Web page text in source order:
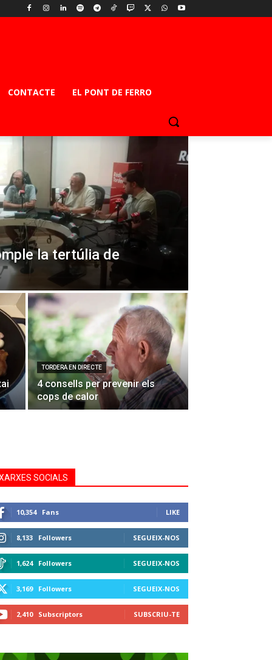
CONTACTE EL PONT DE FERRO
la tertúlia de
TORDERA EN DIRECTE
4 consells per prevenir els
cops de calor
SOCIALS
10,354 Fans LIKE
8,133 Followers SEGUEIX-NOS
1,624 Followers SEGUEIX-NOS
3,169 Followers SEGUEIX-NOS
2,410 Subscriptors SUBSCRIU-TE